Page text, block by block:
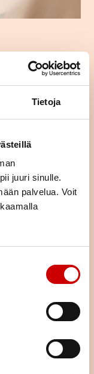
Tietoja
juuri sinulle.
palvelua. Voit
tietoa ja vinkkejä
yhdessä
käsitellään yhtä
tai parisuhde).
läheisesi kanssa.
hakeutua kaikille